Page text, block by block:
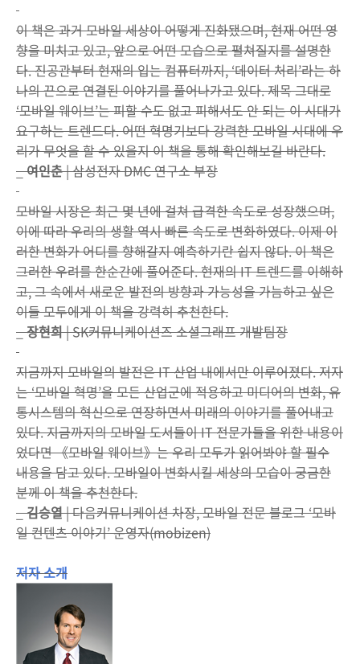
이 책은 과거 모바일 세상이 어떻게 진화됐으며, 현재 어떤 영
향을 미치고 있고, 앞으로 어떤 모습으로 펼쳐질지를 설명한
다. 진공관부터 현재의 입는 컴퓨터까지, ‘데이터 처리’라는 하
나의 끈으로 연결된 이야기를 풀어나가고 있다. 제목 그대로
‘모바일 웨이브’는 피할 수도 없고 피해서도 안 되는 이 시대가
요구하는 트렌드다. 어떤 혁명기보다 강력한 모바일 시대에 우
리가 무엇을 할 수 있을지 이 책을 통해 확인해보길 바란다.
_여인춘| 삼성전자 DMC 연구소 부장
모바일 시장은 최근 몇 년에 걸쳐 급격한 속도로 성장했으며,
이에 따라 우리의 생활 역시 빠른 속도로 변화하였다. 이제 이
러한 변화가 어디를 향해갈지 예측하기란 쉽지 않다. 이 책은
그러한 우려를 한순간에 풀어준다. 현재의 IT 트렌드를 이해하
고, 그 속에서 새로운 발전의 방향과 가능성을 가늠하고 싶은
이들 모두에게 이 책을 강력히 추천한다.
_장현희| SK커뮤니케이션즈 소셜그래프 개발팀장
지금까지 모바일의 발전은 IT 산업 내에서만 이루어졌다. 저자
는 ‘모바일 혁명’을 모든 산업군에 적용하고 미디어의 변화, 유
통시스템의 혁신으로 연장하면서 미래의 이야기를 풀어내고
있다. 지금까지의 모바일 도서들이 IT 전문가들을 위한 내용이
었다면 《모바일 웨이브》는 우리 모두가 읽어봐야 할 필수
내용을 담고 있다. 모바일이 변화시킬 세상의 모습이 궁금한
분께 이 책을 추천한다.
_김승열| 다음커뮤니케이션 차장, 모바일 전문 블로그 ‘모바
일 컨텐츠 이야기’ 운영자(mobizen)
저자 소개